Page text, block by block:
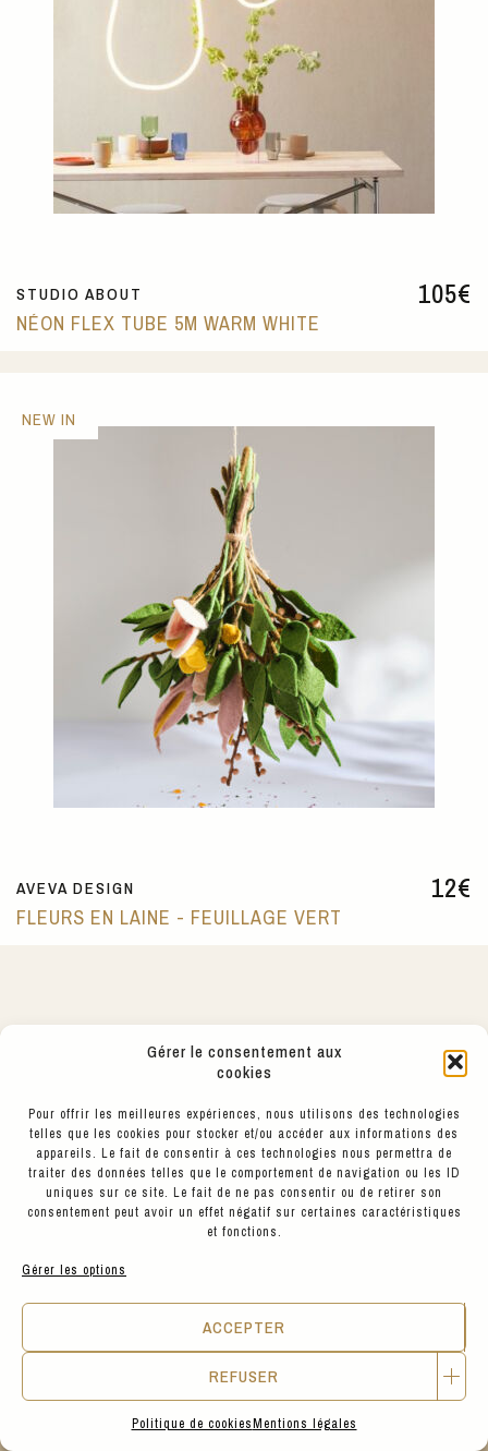
Gérer le consentement aux
cookies
Pour offrir les meilleures expériences, nous utilisons des technologies
telles que les cookies pour stocker et/ou accéder aux informations des
appareils. Le fait de consentir à ces technologies nous permettra de
traiter des données telles que le comportement de navigation ou les ID
uniques sur ce site. Le fait de ne pas consentir ou de retirer son
consentement peut avoir un effet négatif sur certaines caractéristiques
et fonctions.
Gérer les options
ACCEPTER
REFUSER
Politique de cookiesMentions légales
105€
STUDIO ABOUT
NÉON FLEX TUBE 5M WARM WHITE
12€
AVEVA DESIGN
FLEURS EN LAINE - FEUILLAGE VERT
NEW IN
Découvrez également
Chez Hyppairs, chaque pièce est pensée
pour durer et s’associer facilement.
tenues complètes, entre style, confort et
engagement. A voir ou essayer aussi en
boutique Place SATHONAY, à Lyon 69001